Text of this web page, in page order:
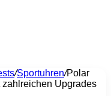
/Sportuhren/Polar
zahlreichen Upgrades